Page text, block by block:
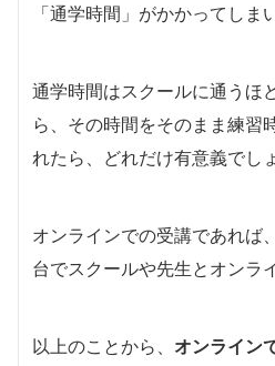
「通学時間」がかかってしま
通学時間はスクールに通うほ
ら、その時間をそのまま練習
れたら、どれだけ有意義でし
オンラインでの受講であれば
台でスクールや先生とオンラ
以上のことから、 オンライン